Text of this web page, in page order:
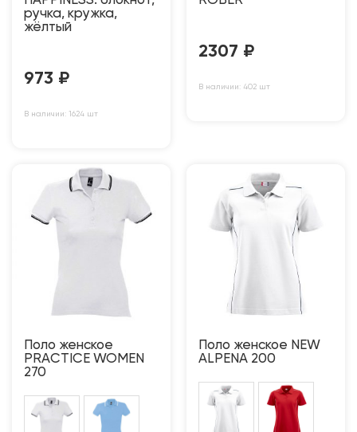
ручка, кружка,
жёлтый
973 ₽
В наличии: 1624 шт
2307 ₽
В наличии: 402 шт
Поло женское
PRACTICE WOMEN
270
Поло женское NEW
ALPENA 200